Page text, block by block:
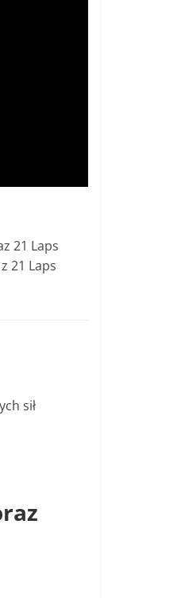
21 Laps
21 Laps
sił